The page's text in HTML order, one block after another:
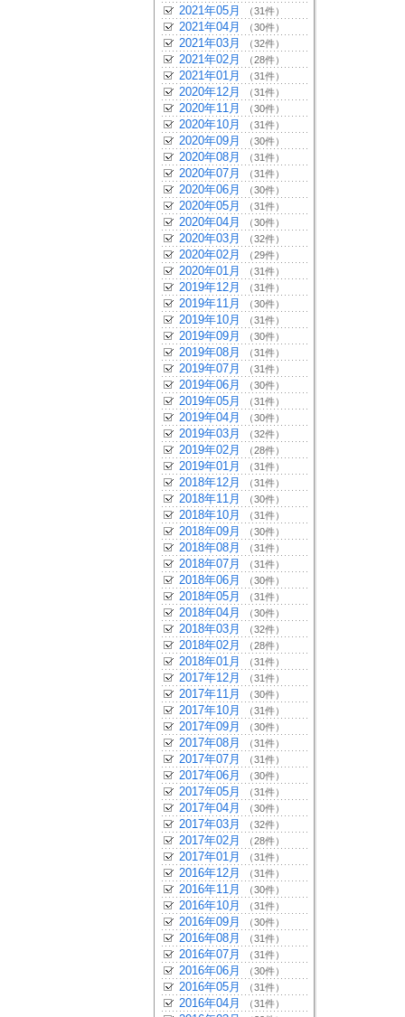
2021年05月 （31件）
2021年04月 （30件）
2021年03月 （32件）
2021年02月 （28件）
2021年01月 （31件）
2020年12月 （31件）
2020年11月 （30件）
2020年10月 （31件）
2020年09月 （30件）
2020年08月 （31件）
2020年07月 （31件）
2020年06月 （30件）
2020年05月 （31件）
2020年04月 （30件）
2020年03月 （32件）
2020年02月 （29件）
2020年01月 （31件）
2019年12月 （31件）
2019年11月 （30件）
2019年10月 （31件）
2019年09月 （30件）
2019年08月 （31件）
2019年07月 （31件）
2019年06月 （30件）
2019年05月 （31件）
2019年04月 （30件）
2019年03月 （32件）
2019年02月 （28件）
2019年01月 （31件）
2018年12月 （31件）
2018年11月 （30件）
2018年10月 （31件）
2018年09月 （30件）
2018年08月 （31件）
2018年07月 （31件）
2018年06月 （30件）
2018年05月 （31件）
2018年04月 （30件）
2018年03月 （32件）
2018年02月 （28件）
2018年01月 （31件）
2017年12月 （31件）
2017年11月 （30件）
2017年10月 （31件）
2017年09月 （30件）
2017年08月 （31件）
2017年07月 （31件）
2017年06月 （30件）
2017年05月 （31件）
2017年04月 （30件）
2017年03月 （32件）
2017年02月 （28件）
2017年01月 （31件）
2016年12月 （31件）
2016年11月 （30件）
2016年10月 （31件）
2016年09月 （30件）
2016年08月 （31件）
2016年07月 （31件）
2016年06月 （30件）
2016年05月 （31件）
2016年04月 （31件）